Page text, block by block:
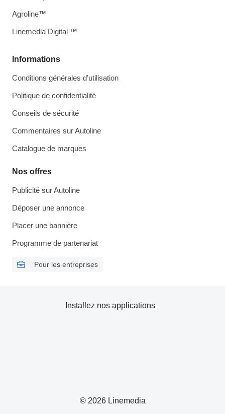
Informations
Conditions générales d'utilisation
Politique de confidentialité
Conseils de sécurité
Commentaires sur Autoline
Catalogue de marques
Nos offres
Publicité sur Autoline
Déposer une annonce
Placer une bannière
Programme de partenariat
Pour les entreprises
Agroline™
Linemedia Digital ™
© 2026 Linemedia
Installez nos applications